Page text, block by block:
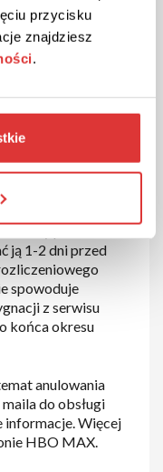
przycisku
znajdziesz
.
HBO MAX
GO? Chciałbyś
korzystać z
zrobić? HBO GO
dotyczące HBO
Subskrypcja
i aby przestać
ją 1-2 dni przed
spowoduje
z serwisu
końca okresu
anulowania
do obsługi
informacje. Więcej
HBO MAX.